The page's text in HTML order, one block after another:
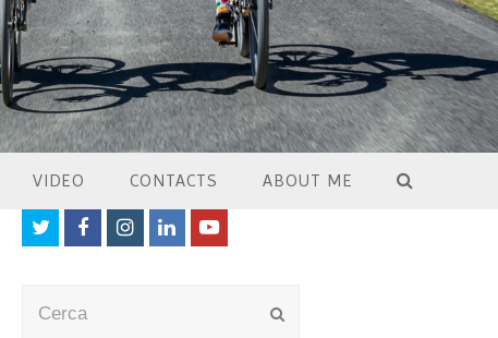
VIDEO CONTACTS ABOUT ME
TwitterFacebookInstagram
LinkedInYoutube